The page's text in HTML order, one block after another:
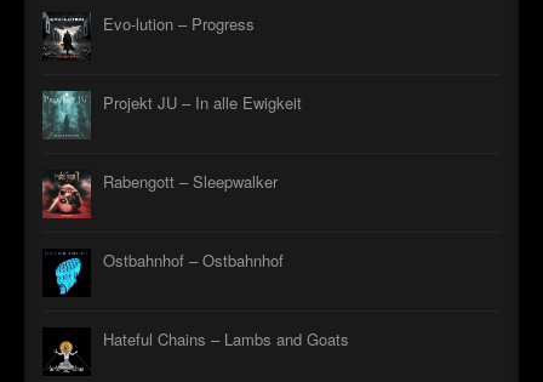
Evo-lution – Progress
Projekt JU – In alle Ewigkeit
Rabengott – Sleepwalker
Ostbahnhof – Ostbahnhof
Hateful Chains – Lambs and Goats